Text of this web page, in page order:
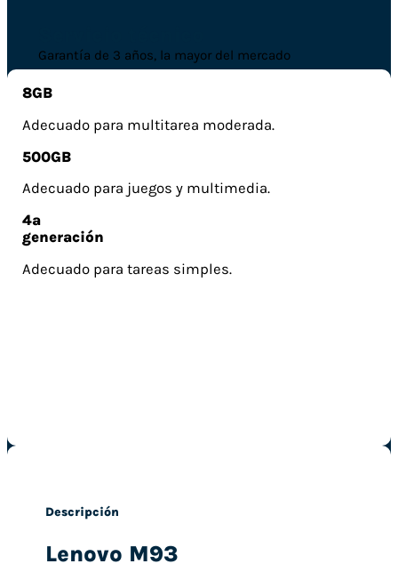
Garantía de 3 años, la mayor del mercado
8GB
Adecuado para multitarea moderada.
500GB
Adecuado para juegos y multimedia.
4ª
generación
Adecuado para tareas simples.
Descripción
Lenovo M93